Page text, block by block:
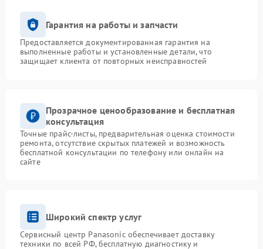
Гарантия на работы и запчасти
Предоставляется документированная гарантия на
выполненные работы и установленные детали, что
защищает клиента от повторных неисправностей
Прозрачное ценообразование и бесплатная
консультация
Точные прайс-листы, предварительная оценка стоимости
ремонта, отсутствие скрытых платежей и возможность
бесплатной консультации по телефону или онлайн на
сайте
Широкий спектр услуг
Сервисный центр Panasonic обеспечивает доставку
техники по всей РФ, бесплатную диагностику и